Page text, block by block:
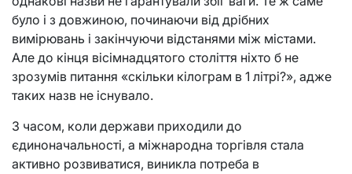
було і з довжиною, починаючи від дрібних
вимірювань і закінчуючи відстанями між містами.
Але до кінця вісімнадцятого століття ніхто б не
зрозумів питання «скільки кілограм в 1 літрі?», адже
таких назв не існувало.
З часом, коли держави приходили до
єдиноначальності, а міжнародна торгівля стала
активно розвиватися, виникла потреба в